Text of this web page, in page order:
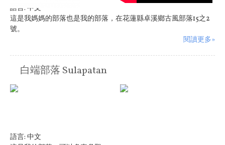
語言: 中文
這是我媽媽的部落也是我的部落，在花蓮縣卓溪鄉古風部落15之2
號。
閱讀更多»
白端部落 Sulapatan
語言: 中文